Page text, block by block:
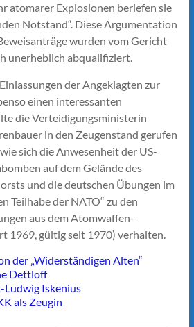
atomarer Explosionen beriefen sie
Notstand“. Diese Argumentation
wurden vom Gericht
unerheblich abqualifiziert.
der Angeklagten zur
einen interessanten
die Verteidigungsministerin
in den Zeugenstand gerufen
sich die Anwesenheit der US-
auf dem Gelände des
und die deutschen Übungen im
Teilhabe der NATO“ zu den
aus dem Atomwaffen-
1969, gültig seit 1970) verhalten.
der „Widerständigen Alten“
Dettloff
Ludwig Iskenius
als Zeugin